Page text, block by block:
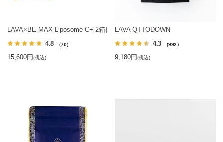
LAVA×BE-MAX Liposome-C+[2箱]
4.8 （70）
15,600円(税込)
LAVA QTTODOWN
4.3 （992）
9,180円(税込)